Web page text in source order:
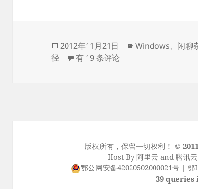
发
2012年11月21日
分
Windows、 闲聊
径
VirtualBox提示系统找不到指定的路
有 19 条评论
版权所有，保留一切权利！ ©
Host By 阿里云 and 腾讯云
鄂公网安备42020502000021号 |鄂
39 queries